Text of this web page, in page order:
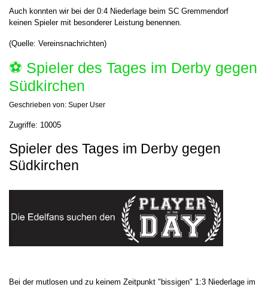
Auch konnten wir bei der 0:4 Niederlage beim SC Gremmendorf
keinen Spieler mit besonderer Leistung benennen.
(Quelle: Vereinsnachrichten)
⚽️ Spieler des Tages im Derby gegen
Südkirchen
Geschrieben von: Super User
Zugriffe: 10005
Spieler des Tages im Derby gegen
Südkirchen
Bei der mutlosen und zu keinem Zeitpunkt "bissigen" 1:3 Niederlage im